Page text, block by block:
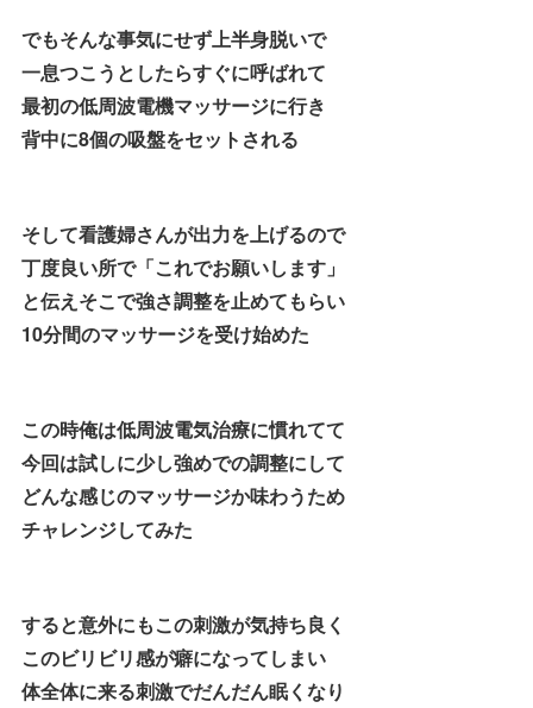
でもそんな事気にせず上半身脱いで
一息つこうとしたらすぐに呼ばれて
最初の低周波電機マッサージに行き
背中に8個の吸盤をセットされる
そして看護婦さんが出力を上げるので
丁度良い所で「これでお願いします」
と伝えそこで強さ調整を止めてもらい
10分間のマッサージを受け始めた
この時俺は低周波電気治療に慣れてて
今回は試しに少し強めでの調整にして
どんな感じのマッサージか味わうため
チャレンジしてみた
すると意外にもこの刺激が気持ち良く
このビリビリ感が癖になってしまい
体全体に来る刺激でだんだん眠くなり